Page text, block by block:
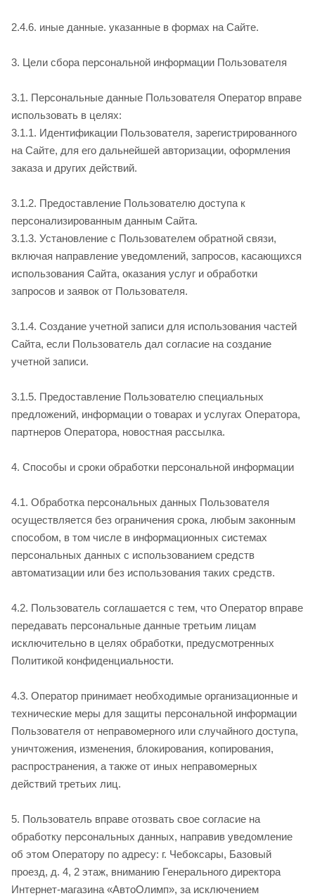
2.4.6. иные данные. указанные в формах на Сайте.
3. Цели сбора персональной информации Пользователя
3.1. Персональные данные Пользователя Оператор вправе
использовать в целях:
3.1.1. Идентификации Пользователя, зарегистрированного
на Сайте, для его дальнейшей авторизации, оформления
заказа и других действий.
3.1.2. Предоставление Пользователю доступа к
персонализированным данным Сайта.
3.1.3. Установление с Пользователем обратной связи,
включая направление уведомлений, запросов, касающихся
использования Сайта, оказания услуг и обработки
запросов и заявок от Пользователя.
3.1.4. Создание учетной записи для использования частей
Сайта, если Пользователь дал согласие на создание
учетной записи.
3.1.5. Предоставление Пользователю специальных
предложений, информации о товарах и услугах Оператора,
партнеров Оператора, новостная рассылка.
4. Способы и сроки обработки персональной информации
4.1. Обработка персональных данных Пользователя
осуществляется без ограничения срока, любым законным
способом, в том числе в информационных системах
персональных данных с использованием средств
автоматизации или без использования таких средств.
4.2. Пользователь соглашается с тем, что Оператор вправе
передавать персональные данные третьим лицам
исключительно в целях обработки, предусмотренных
Политикой конфиденциальности.
4.3. Оператор принимает необходимые организационные и
технические меры для защиты персональной информации
Пользователя от неправомерного или случайного доступа,
уничтожения, изменения, блокирования, копирования,
распространения, а также от иных неправомерных
действий третьих лиц.
5. Пользователь вправе отозвать свое согласие на
обработку персональных данных, направив уведомление
об этом Оператору по адресу: г. Чебоксары, Базовый
проезд, д. 4, 2 этаж, вниманию Генерального директора
Интернет-магазина «АвтоОлимп», за исключением